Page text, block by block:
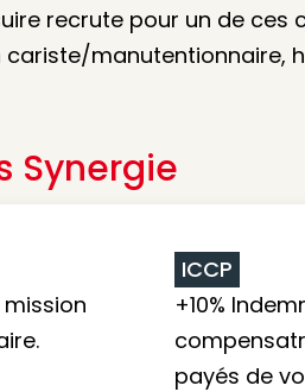
recrute pour un de ces
cariste/manutentionnaire,
Synergie
ICCP
+10%
payés de